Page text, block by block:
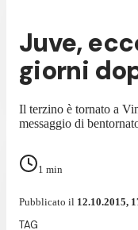
Juve,
giorni
Il terzino è tornato a
messaggio di
1 min
Pubblicato il 12.10.2015,